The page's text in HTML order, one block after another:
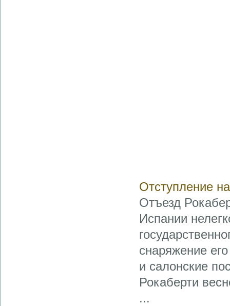
Отступление
Отъезд
Испании
снаряжение
и салонские
Рокаберти
...